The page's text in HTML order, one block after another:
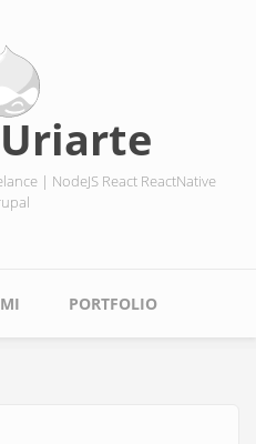
| NodeJS React ReactNative
PORTFOLIO